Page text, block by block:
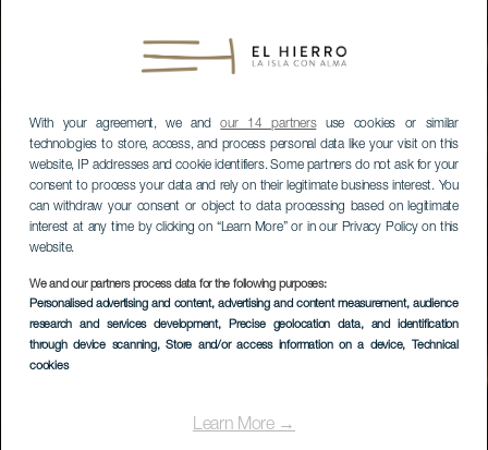
With your agreement, we andour 14 partnersuse cookies or similar
technologies to store, access, and process personal data like your visit on this
website, IP addresses and cookie identifiers. Some partners do not ask for your
consent to process your data and rely on their legitimate business interest. You
can withdraw your consent or object to data processing based on legitimate
interest at any time by clicking on “Learn More” or in our Privacy Policy on this
website.
We and our partners process data for the following purposes:
Personalised advertising and content, advertising and content measurement, audience
research and services development, Precise geolocation data, and identification
through device scanning, Store and/or access information on a device, Technical
cookies
Learn More →